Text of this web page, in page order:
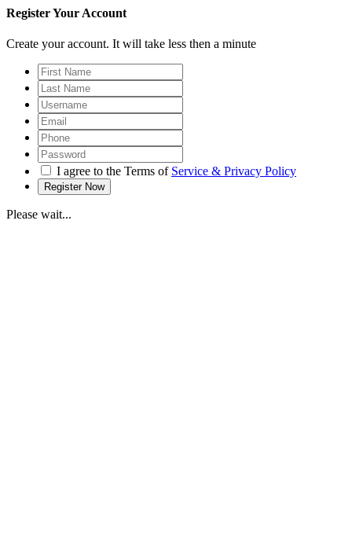
Register Your Account
Create your account. It will take less then a minute
I agree to the Terms of Service & Privacy Policy
Please wait...